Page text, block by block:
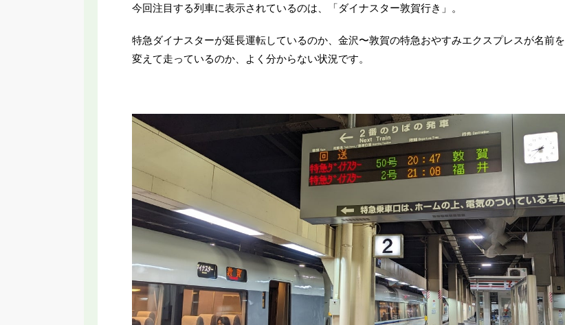
今回注目する列車に表示されているのは、「ダイナスター敦賀行き」。
特急ダイナスターが延長運転しているのか、金沢〜敦賀の特急おやすみエクスプレスが名前を
変えて走っているのか、よく分からない状況です。